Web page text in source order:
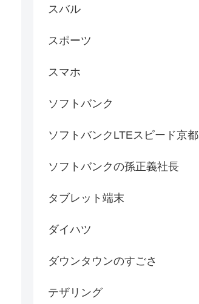
スバル
スポーツ
スマホ
ソフトバンク
ソフトバンクLTEスピード京都
ソフトバンクの孫正義社長
タブレット端末
ダイハツ
ダウンタウンのすごさ
テザリング